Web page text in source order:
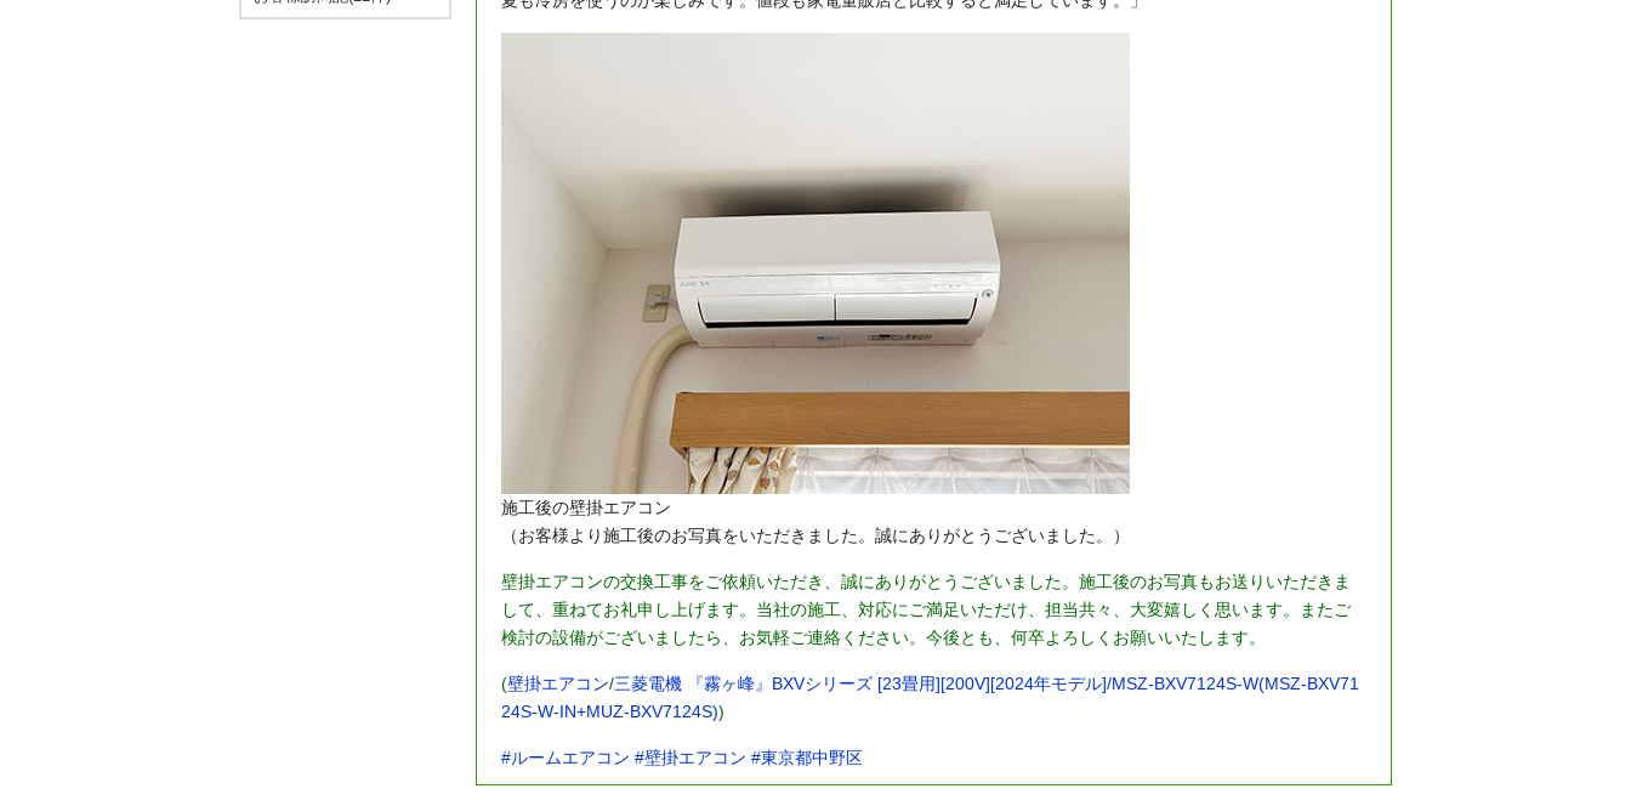
施工後の壁掛エアコン
（お客様より施工後のお写真をいただきました。誠にありがとうございました。）
壁掛エアコンの交換工事をご依頼いただき、誠にありがとうございました。施工後のお写真もお送りいただきま
して、重ねてお礼申し上げます。当社の施工、対応にご満足いただけ、担当共々、大変嬉しく思います。またご
検討の設備がございましたら、お気軽ご連絡ください。今後とも、何卒よろしくお願いいたします。
(壁掛エアコン/三菱電機 『霧ヶ峰』BXVシリーズ [23畳用][200V][2024年モデル]/MSZ-BXV7124S-W(MSZ-BXV71
24S-W-IN+MUZ-BXV7124S))
#ルームエアコン #壁掛エアコン #東京都中野区